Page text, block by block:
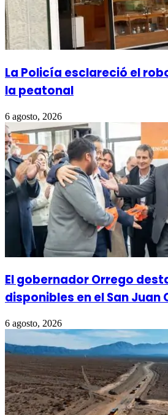
La Policía esclareció el
la peatonal
6 agosto, 2026
El gobernador Orrego
disponibles en el San Juan
6 agosto, 2026